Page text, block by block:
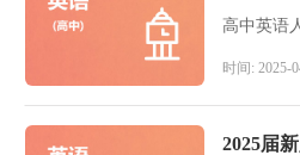
高中英语
时间: 2025-
2025届